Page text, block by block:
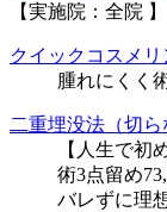
【実施院：全院 】
クイックコスメリ
腫れにくく
二重埋没法（切ら
【人生で初
術3点留め
バレずに理